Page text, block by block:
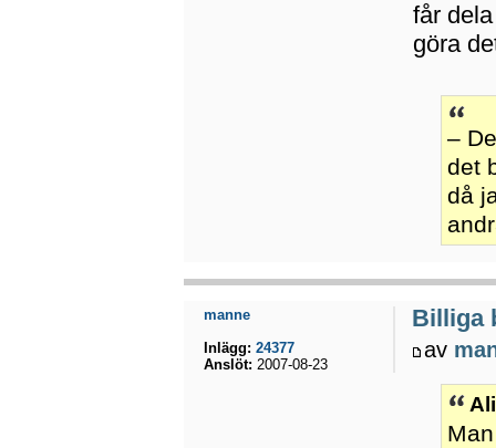
får
göra
–
det
då
Billiga
av
manne
Inlägg: 24377
Anslöt: 2007-08-23